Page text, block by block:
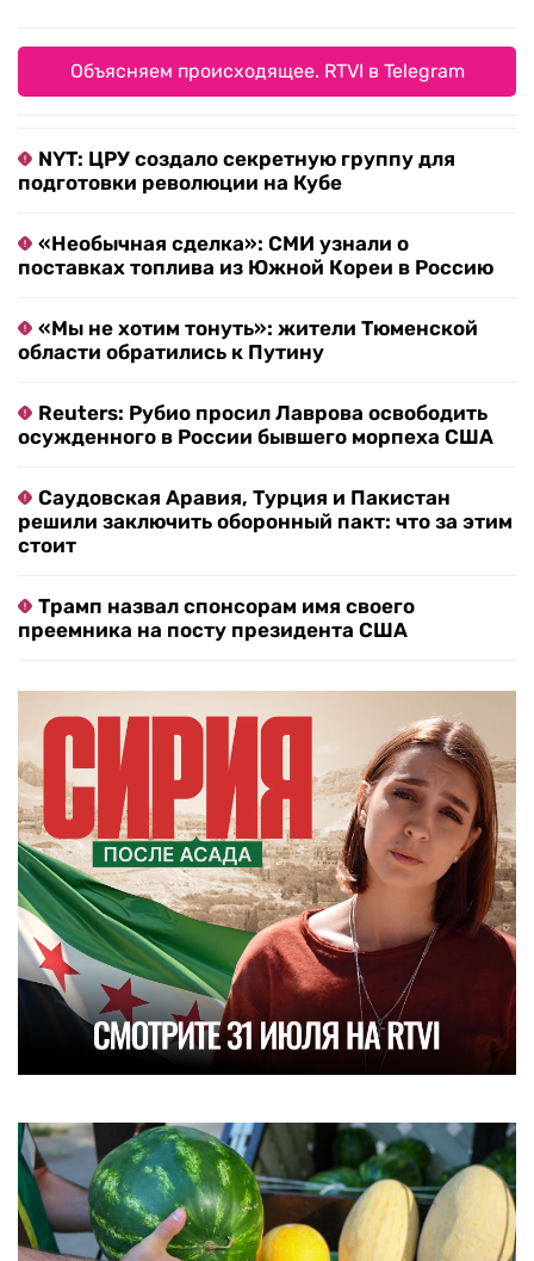
Объясняем происходящее. RTVI в Telegram
NYT: ЦРУ создало секретную группу для
подготовки революции на Кубе
«Необычная сделка»: СМИ узнали о
поставках топлива из Южной Кореи в Россию
«Мы не хотим тонуть»: жители Тюменской
области обратились к Путину
Reuters: Рубио просил Лаврова освободить
осужденного в России бывшего морпеха США
Саудовская Аравия, Турция и Пакистан
решили заключить оборонный пакт: что за этим
стоит
Трамп назвал спонсорам имя своего
преемника на посту президента США